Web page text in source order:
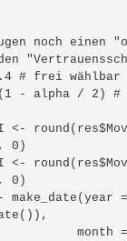
noch einen
# frei wählbar
- alpha / 2) #
<-
0)
<-
0)
make_date(year =
month = 1,